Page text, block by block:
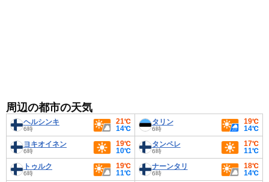
周辺の都市の天気
ヘルシンキ
6時
21℃
14℃
タリン
6時
19℃
14℃
ヨキオイネン
6時
19℃
10℃
タンペレ
6時
17℃
11℃
トゥルク
6時
19℃
11℃
ナーンタリ
6時
18℃
14℃